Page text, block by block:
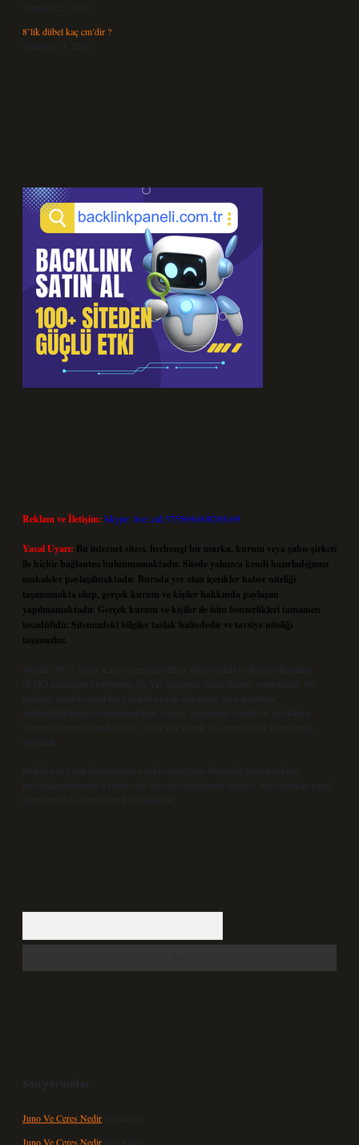
Temmuz 25, 2026
8’lik dübel kaç cm’dir ?
Temmuz 24, 2026
Reklam ve İletişim: Skype: live:.cid.575569c608265c69
Yasal Uyarı: Bu internet sitesi, herhangi bir marka, kurum veya şahıs şirketi
ile hiçbir bağlantısı bulunmamaktadır. Sitede yalnızca kendi hazırladığımız
makaleler paylaşılmaktadır. Burada yer alan içerikler haber niteliği
taşımamakta olup, gerçek kurum ve kişiler hakkında paylaşım
yapılmamaktadır. Gerçek kurum ve kişiler ile isim benzerlikleri tamamen
tesadüfidir. Sitemizdeki bilgiler taslak halindedir ve tavsiye niteliği
taşımazlar.
Sitemiz, 5651 Sayılı Kanun gereğince Bilgi Teknolojileri ve İletişim Kurumu
(BTK) tarafından onaylanmış bir Yer Sağlayıcı olarak hizmet vermektedir. Bu
nedenle, sitedeki içerikleri proaktif olarak denetleme veya araştırma
yükümlülüğümüz bulunmamaktadır. Ancak, üyelerimiz yazdıkları içeriklerin
sorumluluğunu taşımakta olup, siteye üye olarak bu sorumluluğu kabul etmiş
sayılırlar.
Hukuka ve yasal düzenlemelere aykırı olduğunu düşündüğünüz içerikleri,
backlinkpanelicomtr@gmail.com
adresine bildirmeniz halinde, ilgili içerikler yasal
süre içerisinde sitemizden kaldırılacaktır.
Son yorumlar
Juno Ve Ceres Nedir için
admin
Juno Ve Ceres Nedir için Altan